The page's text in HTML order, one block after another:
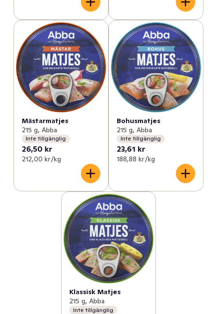
Mästarmatjes
215 g, Abba
Inte tillgänglig
26,50 kr
212,00 kr /kg
Bohusmatjes
215 g, Abba
Inte tillgänglig
23,61 kr
188,88 kr /kg
Klassisk Matjes
215 g, Abba
Inte tillgänglig